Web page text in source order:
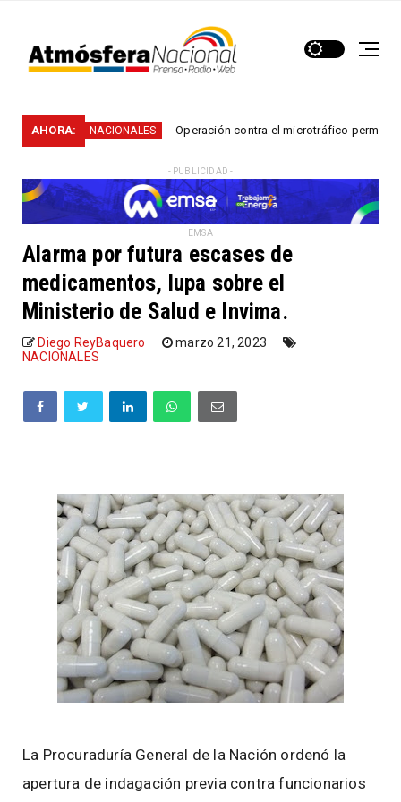
AHORA:
NACIONALES Operación contra el microtráfico permitió que la
- PUBLICIDAD -
EMSA
Alarma por futura escases de
medicamentos, lupa sobre el
Ministerio de Salud e Invima.
Diego ReyBaquero
marzo 21, 2023
NACIONALES
La Procuraduría General de la Nación ordenó la
apertura de indagación previa contra funcionarios